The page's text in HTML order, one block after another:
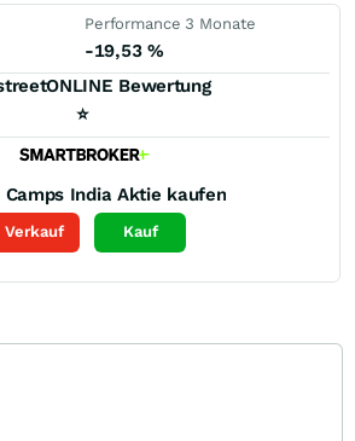
Performance 3 Monate
-19,53 %
Bewertung
⭐
India Aktie kaufen
Verkauf Kauf